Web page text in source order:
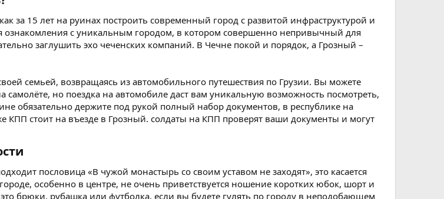
за 15 лет на руинах построить современный город с развитой инфраструктурой и
ознакомления с уникальным городом, в котором совершенно непривычный для
заглушить эхо чеченских компаний. В Чечне покой и порядок, а Грозный –
семьей, возвращаясь из автомобильного путешествия по Грузии. Вы можете
самолёте, но поездка на автомобиле даст вам уникальную возможность посмотреть,
обязательно держите под рукой полный набор документов, в республике на
КПП стоит на въезде в Грозный. солдаты на КПП проверят ваши документы и могут
пословица «В чужой монастырь со своим уставом не заходят», это касается
особенно в центре, не очень приветствуется ношение коротких юбок, шорт и
брюки, рубашка или футболка, если вы будете гулять по городу в неподобающем